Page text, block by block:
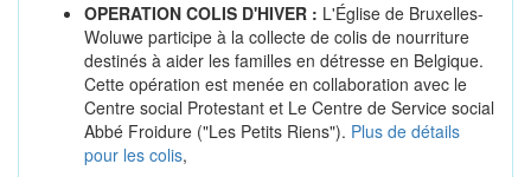
OPERATION COLIS D'HIVER : L'Église de Bruxelles-
Woluwe participe à la collecte de colis de nourriture
destinés à aider les familles en détresse en Belgique.
Cette opération est menée en collaboration avec le
Centre social Protestant et Le Centre de Service social
Abbé Froidure ("Les Petits Riens"). Plus de détails
pour les colis,